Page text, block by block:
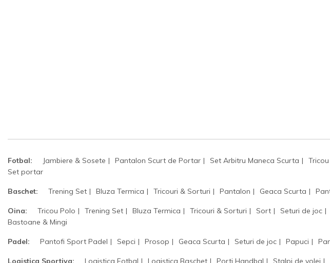
Fotbal: Jambiere & Sosete Pantalon Scurt de Portar Set Arbitru Maneca Scurta
Set portar
Baschet: Trening Set Bluza Termica Tricouri & Sorturi Pantalon Geaca Scurta
Oina: Tricou Polo Trening Set Bluza Termica Tricouri & Sorturi Sort Seturi de joc
Bastoane & Mingi
Padel: Pantofi Sport Padel Sepci Prosop Geaca Scurta Seturi de joc Papuci
Logistica Sportiva: Logistica Fotbal Logistica Baschet Porti Handbal Stalpi de volei